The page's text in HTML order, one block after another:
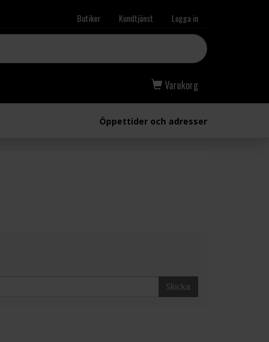
Butiker Kundtjänst Logga in
Varukorg
Öppettider och adresser
Skicka